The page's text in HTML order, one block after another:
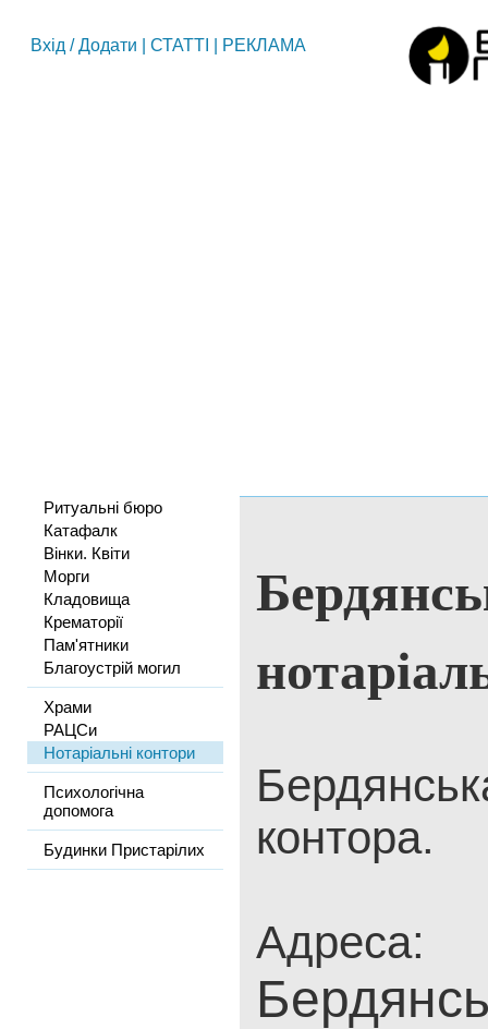
Вхід /Додати СТАТТІ РЕКЛАМА
Ритуальні бюро
Катафалк
Вінки. Квіти
Морги
Кладовища
Крематорії
Пам'ятники
Благоустрій могил
Храми
РАЦСи
Нотаріальні контори
Психологічна
допомога
Будинки Пристарілих
контора.
Адреса: